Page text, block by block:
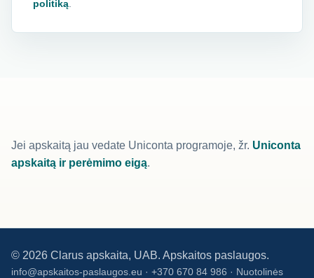
politiką.
Jei apskaitą jau vedate Uniconta programoje, žr. Uniconta
apskaitą ir perėmimo eigą.
© 2026 Clarus apskaita, UAB. Apskaitos paslaugos.
info@apskaitos-paslaugos.eu · +370 670 84 986 · Nuotolinės